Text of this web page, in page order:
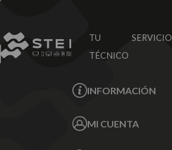
TU SERVICIO
TÉCNICO
INFORMACIÓN
Sobre nosotros
MI CUENTA